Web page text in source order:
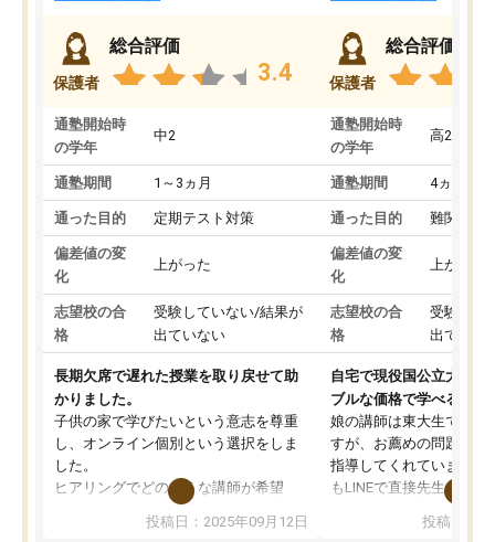
保護者
総合評価
3.4
通塾開始時
の学年
中2
通塾期間 1～3ヵ月
通った目的 定期テスト対策
偏差値の変
化
上がった
志望校の合
格
受験していない/結果が
出ていない
長期欠席で遅れた授業を取り戻せて助
かりました。
子供の家で学びたいという意志を尊重
し、オンライン個別という選択をしま
した。
ヒアリングでどのような講師が希望
か、オプションは付帯するかなど選ぶ
事が出来ました。
投稿日：2025年09月12日
保護者
総合評価
通塾開始時
の学年
高2
通塾期間 4ヵ月～1
通った目的 難関私立
偏差値の変
化
上がった
志望校の合
格
受験して
出ていな
自宅で現役国公立大学生
ブルな価格で学べる
娘の講師は東大生では無
すが、お薦めの問題集や
指導してくれています。
もLINEで直接先生に質問
めれるので、個人に合
投稿日：